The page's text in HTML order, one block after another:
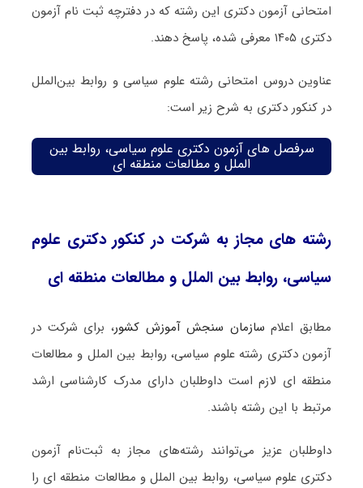
امتحانی آزمون دکتری این رشته که در دفترچه‌ ثبت نام آزمون
دکتری ۱۴۰۵ معرفی شده، پاسخ دهند.
عناوین دروس امتحانی رشته علوم سیاسی و روابط بین‌الملل
در کنکور دکتری به شرح زیر است:
سرفصل های آزمون دکتری علوم سیاسی، روابط بین
الملل و مطالعات منطقه ای
رشته های مجاز به شرکت در کنکور دکتری علوم
سیاسی، روابط بین الملل و مطالعات منطقه ای
مطابق اعلام سازمان سنجش آموزش کشور، برای شرکت در
آزمون دکتری رشته علوم سیاسی، روابط بین الملل و مطالعات
منطقه ای لازم است داوطلبان دارای مدرک کارشناسی ارشد
مرتبط با این رشته باشند.
داوطلبان عزیز می‌توانند رشته‌های مجاز به ثبت‌نام آزمون
دکتری علوم سیاسی، روابط بین الملل و مطالعات منطقه ای را